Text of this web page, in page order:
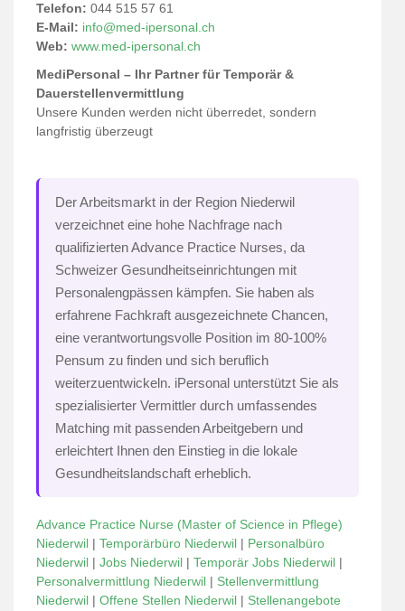
Telefon: 044 515 57 61
E-Mail: info@med-ipersonal.ch
Web: www.med-ipersonal.ch
MediPersonal – Ihr Partner für Temporär &
Dauerstellenvermittlung
Unsere Kunden werden nicht überredet, sondern
langfristig überzeugt
Der Arbeitsmarkt in der Region Niederwil
verzeichnet eine hohe Nachfrage nach
qualifizierten Advance Practice Nurses, da
Schweizer Gesundheitseinrichtungen mit
Personalengpässen kämpfen. Sie haben als
erfahrene Fachkraft ausgezeichnete Chancen,
eine verantwortungsvolle Position im 80-100%
Pensum zu finden und sich beruflich
weiterzuentwickeln. iPersonal unterstützt Sie als
spezialisierter Vermittler durch umfassendes
Matching mit passenden Arbeitgebern und
erleichtert Ihnen den Einstieg in die lokale
Gesundheitslandschaft erheblich.
Advance Practice Nurse (Master of Science in Pflege)
Niederwil | Temporärbüro Niederwil | Personalbüro
Niederwil | Jobs Niederwil | Temporär Jobs Niederwil |
Personalvermittlung Niederwil | Stellenvermittlung
Niederwil | Offene Stellen Niederwil | Stellenangebote